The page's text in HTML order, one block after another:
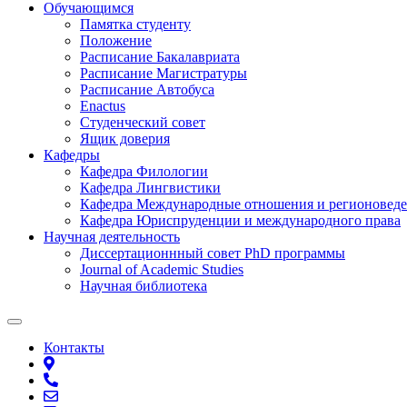
Обучающимся
Памятка студенту
Положение
Расписание Бакалавриата
Расписание Магистратуры
Расписание Автобуса
Enactus
Студенческий совет
Ящик доверия
Кафедры
Кафедра Филологии
Кафедра Лингвистики
Кафедра Международные отношения и
Кафедра Юриспруденции и международного права
Научная деятельность
Диссертационнный совет PhD программы
Journal of Academic Studies
Научная библиотека
Контакты